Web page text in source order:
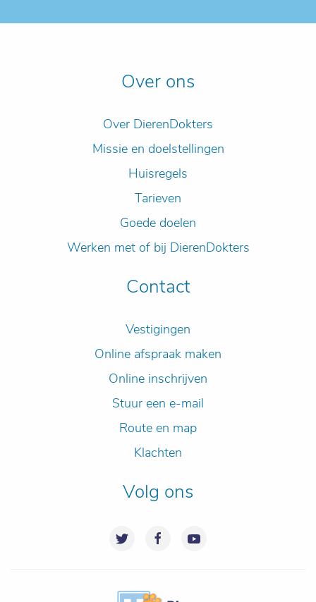
Over ons
Over DierenDokters
Missie en doelstellingen
Huisregels
Tarieven
Goede doelen
Werken met of bij DierenDokters
Contact
Vestigingen
Online afspraak maken
Online inschrijven
Stuur een e-mail
Route en map
Klachten
Volg ons